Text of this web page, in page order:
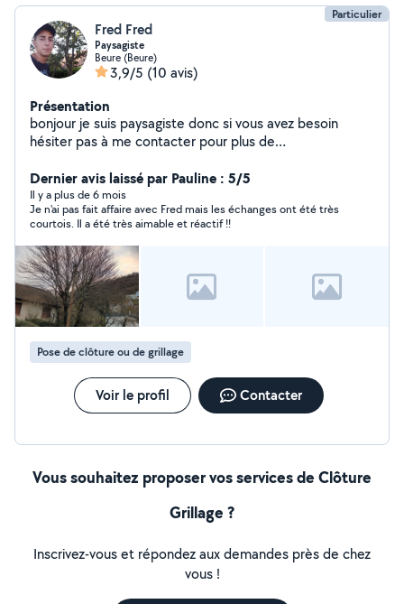
Particulier
Fred Fred
Paysagiste
Beure (Beure)
3,9/5 (10 avis)
Présentation
bonjour je suis paysagiste donc si vous avez besoin
hésiter pas à me contacter pour plus de
Dernier avis laissé par Pauline : 5/5
Il y a plus de 6 mois
Je n'ai pas fait affaire avec Fred mais les échanges ont été très
courtois. Il a été très aimable et réactif !!
Pose de clôture ou de grillage
Voir le profil Contacter
Vous souhaitez proposer vos services de Clôture
Grillage ?
Inscrivez-vous et répondez aux demandes près de chez
vous !